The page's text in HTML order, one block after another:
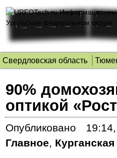
Свердловская область
90%
оптикой
Опубликовано
Главное,